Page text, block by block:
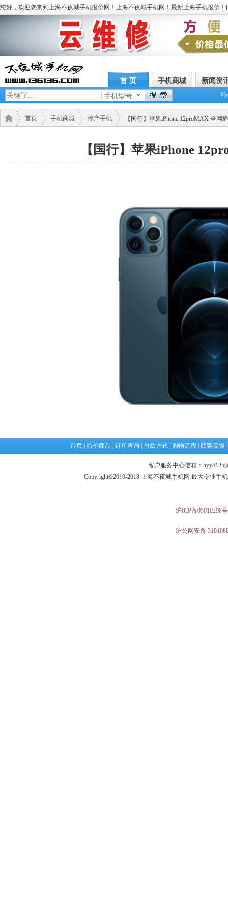
您好，欢迎您来到上海不夜城手机报价网！上海不夜城手机网！最新上海手机报价！[
首 页 手机商城
新闻资
手机型号
首页 手机商城 停产手机 【国行】苹果iPhone 12proMAX 全网通
【国行】苹果iPhone
首页 特价商品 订单查询 付款方式 购物流程 顾客反馈
客户服务中心信箱：
Copyright©2010-2018 上海不夜城手机网 最大专业手
沪ICP备05010298号
沪公网安备